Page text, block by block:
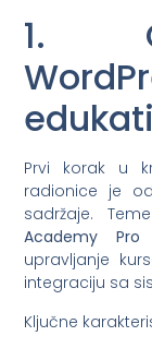
1.
Prvi korak u
radionice je
sadržaje.
Academy Pro
upravljanje
integraciju sa
Ključne